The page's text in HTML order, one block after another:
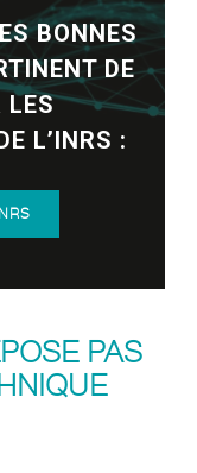
BONNES
DE
LES
L’INRS :
PAS